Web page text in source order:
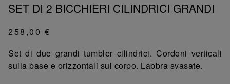
SET DI 2 BICCHIERI CILINDRICI GRANDI
258,00 €
Set di due grandi tumbler cilindrici. Cordoni verticali
sulla base e orizzontali sul corpo. Labbra svasate.